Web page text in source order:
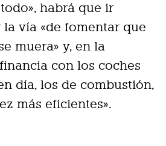
habrá que ir
vía «de fomentar que
muera» y, en la
con los coches
día, los de combustión,
más eficientes».